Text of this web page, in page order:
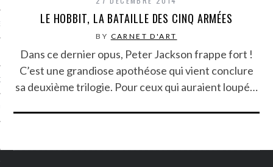
EN VOD
LE HOBBIT, LA BATAILLE DES CINQ ARMÉES
BY CARNET D'ART
Dans ce dernier opus, Peter Jackson frappe fort !
C’est une grandiose apothéose qui vient conclure
sa deuxième trilogie. Pour ceux qui auraient loupé…